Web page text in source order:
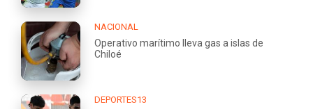
NACIONAL
Operativo marítimo lleva gas a islas de
Chiloé
DEPORTES13